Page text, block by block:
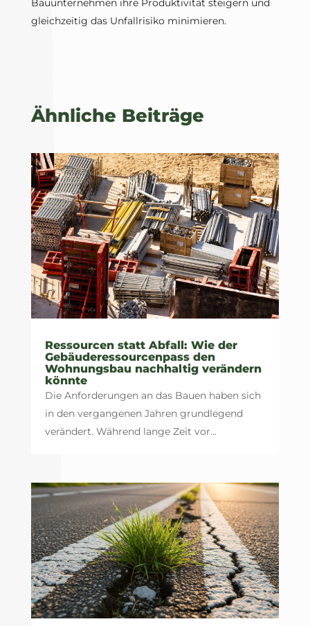
Bauunternehmen ihre Produktivität steigern und
gleichzeitig das Unfallrisiko minimieren.
Ähnliche Beiträge
Ressourcen statt Abfall: Wie der
Gebäuderessourcenpass den
Wohnungsbau nachhaltig verändern
könnte
Die Anforderungen an das Bauen haben sich
in den vergangenen Jahren grundlegend
verändert. Während lange Zeit vor...